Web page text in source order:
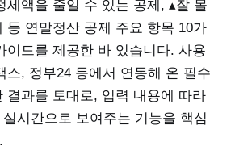
세액을 줄일 수 있는 공제, ▴잘 몰
등 연말정산 공제 주요 항목 10가
이드를 제공한 바 있습니다. 사용
스, 정부24 등에서 연동해 온 필수
결과를 토대로, 입력 내용에 따라
시간으로 보여주는 기능을 핵심